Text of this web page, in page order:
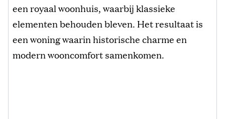
een royaal woonhuis, waarbij klassieke
elementen behouden bleven. Het resultaat is
een woning waarin historische charme en
modern wooncomfort samenkomen.